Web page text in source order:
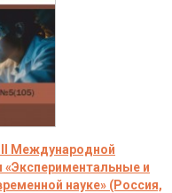
Международной
«Экспериментальные и
науке» (Россия,